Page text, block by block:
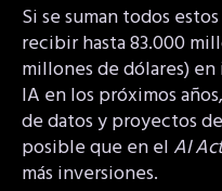
Si se suman todos
recibir hasta 83.000
millones de dólares)
IA en los próximos
de datos y proyectos
posible que en elAI
más inversiones.